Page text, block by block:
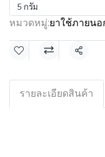
5 กรัม
หมวดหมู่:ยาใช้ภายนอ
แชร์
รายละเอียดสินค้า